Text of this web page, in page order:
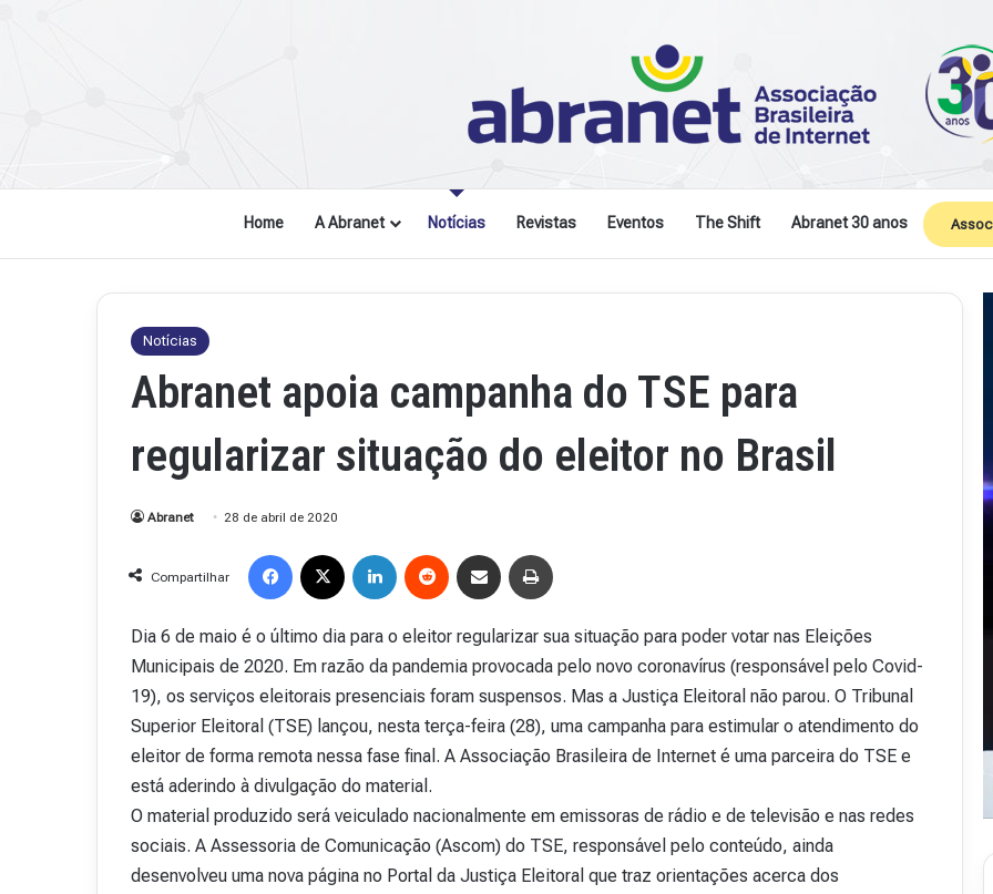
Home A Abranet Notícias Revistas Eventos The Shift Abranet 30 anos
Notícias
Abranet apoia campanha do TSE para
regularizar situação do eleitor no Brasil
Abranet 28 de abril de 2020
Compartilhar
Dia 6 de maio é o último dia para o eleitor regularizar sua situação para poder votar nas Eleições
Municipais de 2020. Em razão da pandemia provocada pelo novo coronavírus (responsável pelo Covid-
19), os serviços eleitorais presenciais foram suspensos. Mas a Justiça Eleitoral não parou. O Tribunal
Superior Eleitoral (TSE) lançou, nesta terça-feira (28), uma campanha para estimular o atendimento do
eleitor de forma remota nessa fase final. A Associação Brasileira de Internet é uma parceira do TSE e
está aderindo à divulgação do material.
O material produzido será veiculado nacionalmente em emissoras de rádio e de televisão e nas redes
sociais. A Assessoria de Comunicação (Ascom) do TSE, responsável pelo conteúdo, ainda
desenvolveu uma nova página no Portal da Justiça Eleitoral que traz orientações acerca dos